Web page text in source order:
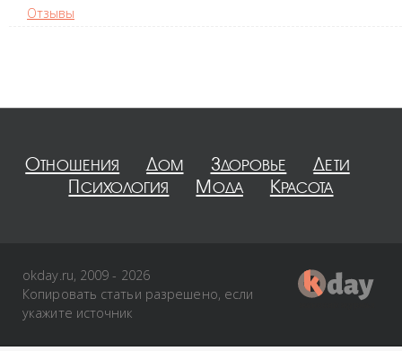
Отзывы
Отношения Дом Здоровье
Дети
Психология
Мода Красота
okday.ru, 2009 - 2026
Копировать статьи разрешено, если
укажите источник